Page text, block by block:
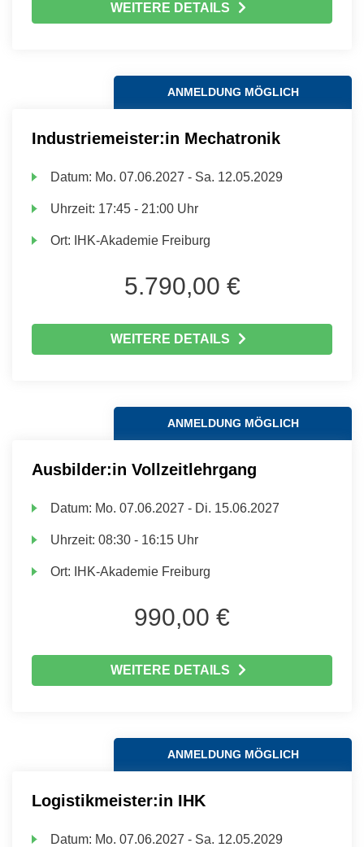
WEITERE DETAILS
ANMELDUNG MÖGLICH
Industriemeister:in Mechatronik
Datum: Mo. 07.06.2027 - Sa. 12.05.2029
Uhrzeit: 17:45 - 21:00 Uhr
Ort: IHK-Akademie Freiburg
5.790,00 €
WEITERE DETAILS
ANMELDUNG MÖGLICH
Ausbilder:in Vollzeitlehrgang
Datum: Mo. 07.06.2027 - Di. 15.06.2027
Uhrzeit:08:30 - 16:15 Uhr
Ort: IHK-Akademie Freiburg
990,00 €
WEITERE DETAILS
ANMELDUNG MÖGLICH
Logistikmeister:in IHK
Datum: Mo. 07.06.2027 - Sa. 12.05.2029